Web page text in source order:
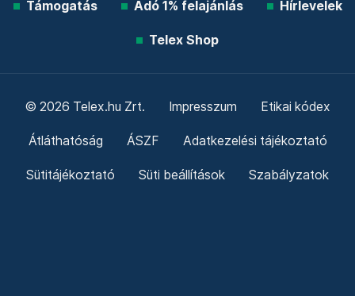
Támogatás Adó 1% felajánlás Hírlevelek
Telex Shop
© 2026 Telex.hu Zrt. Impresszum Etikai kódex
Átláthatóság ÁSZF Adatkezelési tájékoztató
Sütitájékoztató Süti beállítások Szabályzatok